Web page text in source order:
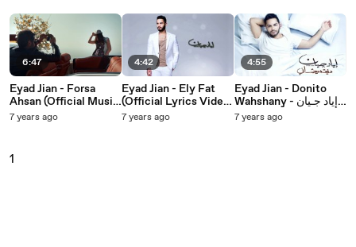
- كلمات
6:47
Eyad Jian - Forsa
Ahsan (Official Music
Video) إياد جيان - فرصة
7 years ago
4:42
Eyad Jian - Ely Fat
(Official Lyrics Video)
إياد جيان - اللى فات -
7 years ago
4:55
Eyad Jian - Donito
Wahshany إياد جـيان -
دنيته وحشاني
7 years ago
1